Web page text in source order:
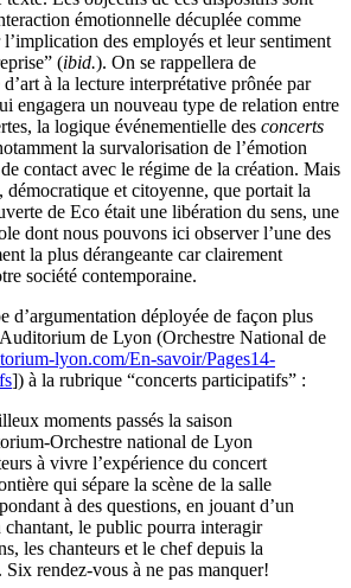
émotionnelle décuplée comme
des employés et leur sentiment
(ibid.). On se rappellera de
à la lecture interprétative prônée par
engagera un nouveau type de relation entre
la logique événementielle des concerts
la survalorisation de l’émotion
contact avec le régime de la création. Mais
démocratique et citoyenne, que portait la
de Eco était une libération du sens, une
dont nous pouvons ici observer l’une des
la plus dérangeante car clairement
société contemporaine.
d’argumentation déployée de façon plus
de Lyon (Orchestre National de
lyon.com/En-savoir/Pages14-
]) à la rubrique “concerts participatifs” :
moments passés la saison
Orchestre national de Lyon
à vivre l’expérience du concert
qui sépare la scène de la salle
à des questions, en jouant d’un
chantant, le public pourra interagir
les chanteurs et le chef depuis la
Six rendez-vous à ne pas manquer!